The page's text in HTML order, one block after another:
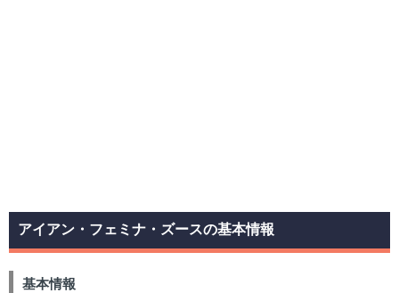
アイアン・フェミナ・ズースの基本情報
基本情報